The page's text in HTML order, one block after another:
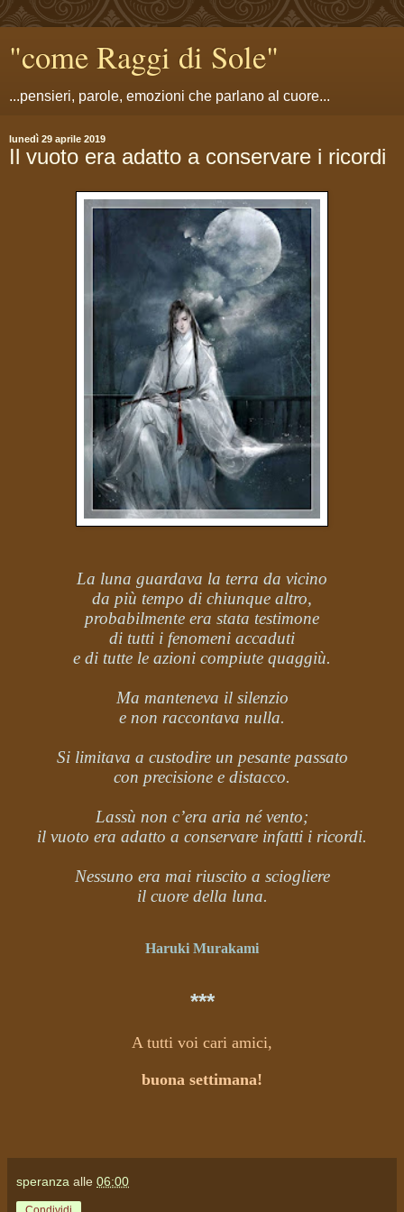
"come Raggi di Sole"
...pensieri, parole, emozioni che parlano al cuore...
lunedì 29 aprile 2019
Il vuoto era adatto a conservare i ricordi
La luna guardava la terra da vicino
da più tempo di chiunque altro,
probabilmente era stata testimone
di tutti i fenomeni accaduti
e di tutte le azioni compiute quaggiù.
Ma manteneva il silenzio
e non raccontava nulla.
Si limitava a custodire un pesante passato
con precisione e distacco.
Lassù non c’era aria né vento;
il vuoto era adatto a conservare infatti i ricordi.
Nessuno era mai riuscito a sciogliere
il cuore della luna.
Haruki Murakami
***
A tutti voi cari amici,
buona settimana!
speranza alle 06:00